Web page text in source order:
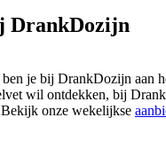
DrankDozijn
je bij DrankDozijn aan
wil ontdekken, bij
onze wekelijkse